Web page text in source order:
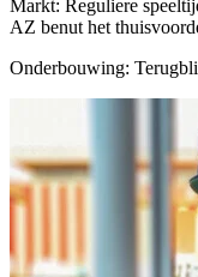
Markt: Reguliere
AZ benut het
Onderbouwing: